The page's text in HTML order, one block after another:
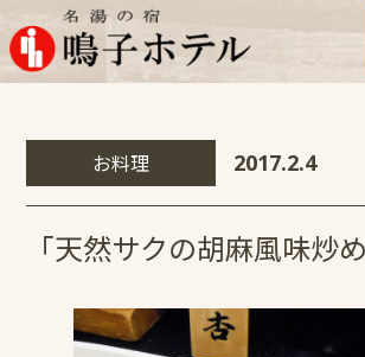
お料理 2017.2.4
「天然サクの胡麻風味炒め